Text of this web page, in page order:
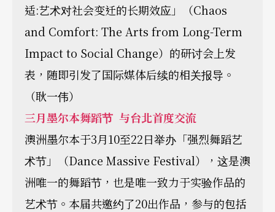
适:艺术对社会变迁的长期效应」（Chaos
and Comfort: The Arts from Long-Term
Impact to Social Change）的研讨会上发
表，随即引发了国际媒体后续的相关报导。
（耿一伟）
三月墨尔本舞蹈节 与台北首度交流
澳洲墨尔本于3月10至22日举办「强烈舞蹈艺
术节」（Dance Massive Festival），这是澳
洲唯一的舞蹈节，也是唯一致力于实验作品的
艺术节。本届共邀约了20出作品，参与的包括